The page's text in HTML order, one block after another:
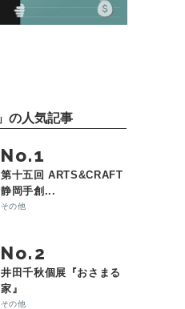
」の人気記事
No.
第十五回 ARTS&CRAFT
静岡手創...
その他
No.
井田千秋個展『おさまる
家』
その他